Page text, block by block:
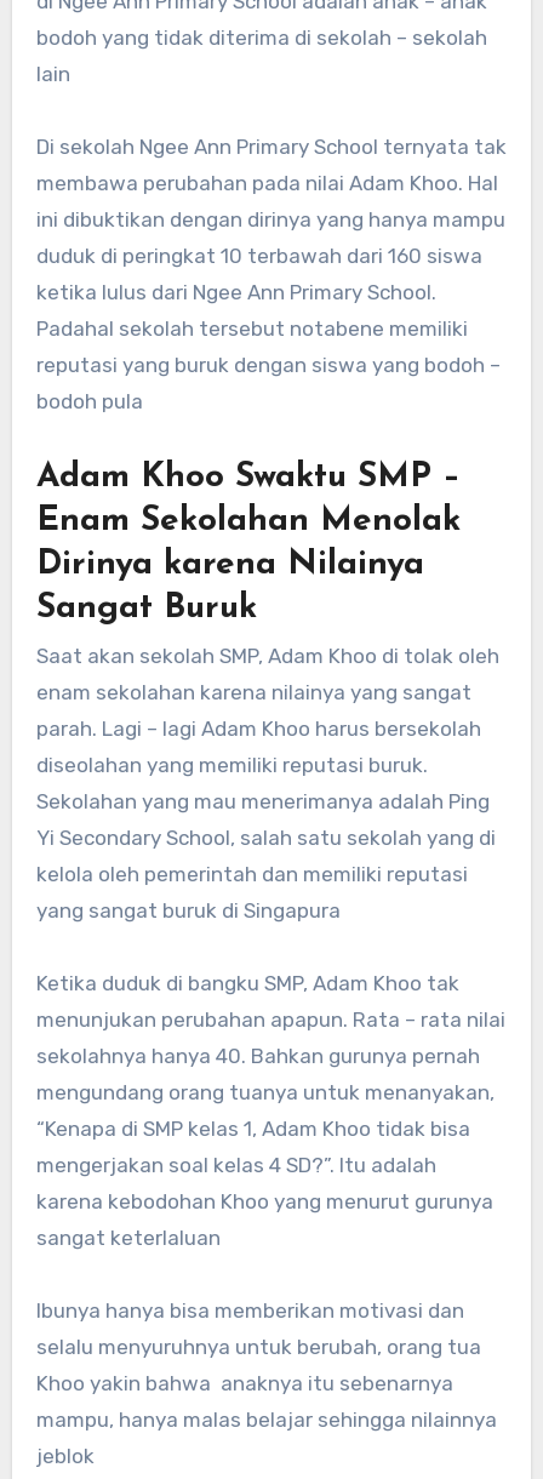
bodoh yang tidak diterima di sekolah – sekolah
lain
Di sekolah Ngee Ann Primary School ternyata tak
membawa perubahan pada nilai Adam Khoo. Hal
ini dibuktikan dengan dirinya yang hanya mampu
duduk di peringkat 10 terbawah dari 160 siswa
ketika lulus dari Ngee Ann Primary School.
Padahal sekolah tersebut notabene memiliki
reputasi yang buruk dengan siswa yang bodoh –
bodoh pula
Adam Khoo Swaktu SMP –
Enam Sekolahan Menolak
Dirinya karena Nilainya
Sangat Buruk
Saat akan sekolah SMP, Adam Khoo di tolak oleh
enam sekolahan karena nilainya yang sangat
parah. Lagi – lagi Adam Khoo harus bersekolah
diseolahan yang memiliki reputasi buruk.
Sekolahan yang mau menerimanya adalah Ping
Yi Secondary School, salah satu sekolah yang di
kelola oleh pemerintah dan memiliki reputasi
yang sangat buruk di Singapura
Ketika duduk di bangku SMP, Adam Khoo tak
menunjukan perubahan apapun. Rata – rata nilai
sekolahnya hanya 40. Bahkan gurunya pernah
mengundang orang tuanya untuk menanyakan,
“Kenapa di SMP kelas 1, Adam Khoo tidak bisa
mengerjakan soal kelas 4 SD?”. Itu adalah
karena kebodohan Khoo yang menurut gurunya
sangat keterlaluan
Ibunya hanya bisa memberikan motivasi dan
selalu menyuruhnya untuk berubah, orang tua
Khoo yakin bahwa anaknya itu sebenarnya
mampu, hanya malas belajar sehingga nilainnya
jeblok